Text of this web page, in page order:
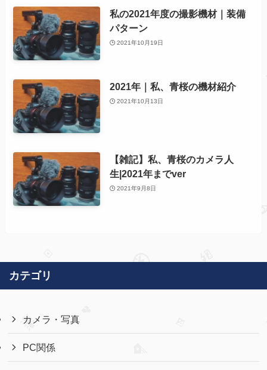
私の2021年度の撮影機材｜装備
パターン
2021年10月19日
2021年｜私、青桜の機材紹介
2021年10月13日
【雑記】私、青桜のカメラ人
生|2021年までver
2021年9月8日
カテゴリ
カメラ・写真
PC関係